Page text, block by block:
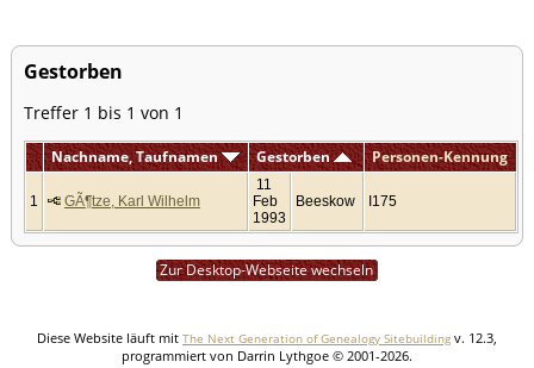
Gestorben
Treffer 1 bis 1 von 1
Nachname, Taufnamen Gestorben Personen-Kennung
1 GÃ¶tze, Karl Wilhelm
11
Feb
1993
Beeskow I175
Zur Desktop-Webseite wechseln
Diese Website läuft mit The Next Generation of Genealogy Sitebuilding v. 12.3,
programmiert von Darrin Lythgoe © 2001-2026.